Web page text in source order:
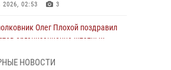
2026, 02:53 3
Олег Плохой поздравил
организационно-штатных
праздником
НОВОСТИ